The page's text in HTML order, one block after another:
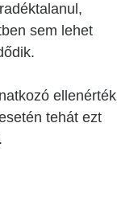
sem lehet
ellenérték
tehát ezt